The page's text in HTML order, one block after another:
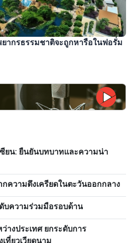
ากรธรรมชาติจะถูกหารือในฟอรั่ม
ยน: ยืนยันบทบาทและความน่า
ความตึงเครียดในตะวันออกกลาง
บความร่วมมือรอบด้าน
างประเทศ ยกระดับการ
ที่ยวเวียดนาม